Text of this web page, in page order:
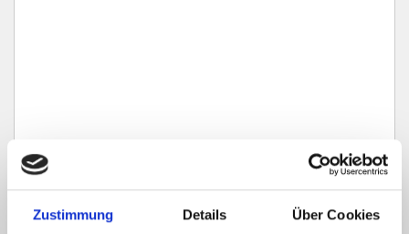
Zustimmung Details Über Cookies
Ich habe dieDatenschutzerklärungzur Kenntnis genommen. Ich stimme